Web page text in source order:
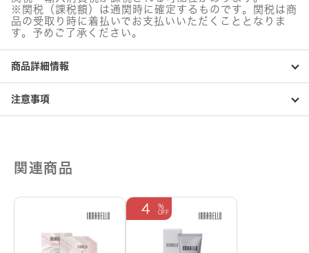
※関税（課税額）は通関時に確定するものです。関税は商
品の受取り時に着払いでお支払いいただくこととなりま
す。予めご了承ください。
商品詳細情報
注意事項
関連商品
4